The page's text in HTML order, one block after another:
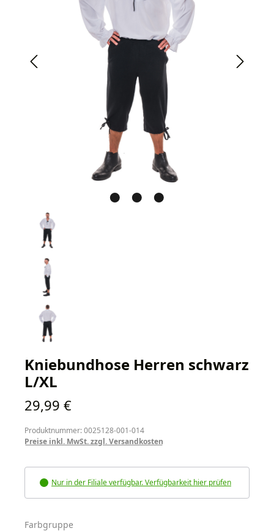
Kniebundhose Herren schwarz
L/XL
Regulärer Preis:
29,99 €
Produktnummer: 0025128-001-014
Preise inkl. MwSt. zzgl. Versandkosten
Nur in der Filiale verfügbar. Verfügbarkeit hier prüfen
Farbgruppe